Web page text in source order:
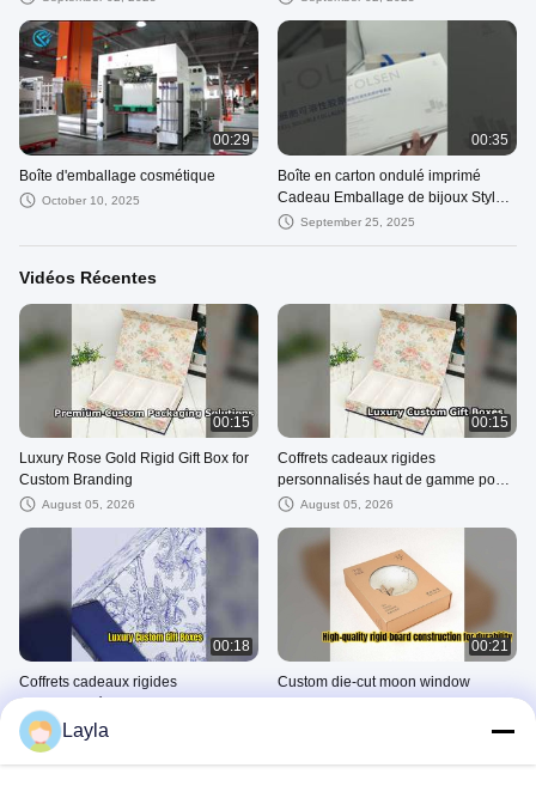
00:29
Boîte d'emballage cosmétique
October 10, 2025
00:35
Boîte en carton ondulé imprimé
Cadeau Emballage de bijoux Style
tiroir Boîtes postales en kraft
September 25, 2025
Vidéos Récentes
00:15
Luxury Rose Gold Rigid Gift Box for
Custom Branding
August 05, 2026
00:15
Coffrets cadeaux rigides
personnalisés haut de gamme pour
la marque de luxe
August 05, 2026
00:18
Coffrets cadeaux rigides
personnalisés haut de gamme pour
la marque de luxe
August 05, 2026
00:21
Custom die-cut moon window
Layla